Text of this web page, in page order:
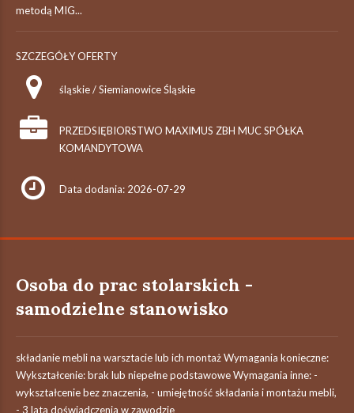
metodą MIG...
SZCZEGÓŁY OFERTY
śląskie / Siemianowice Śląskie
PRZEDSIĘBIORSTWO MAXIMUS ZBH MUC SPÓŁKA
KOMANDYTOWA
Data dodania: 2026-07-29
Osoba do prac stolarskich -
samodzielne stanowisko
składanie mebli na warsztacie lub ich montaż Wymagania konieczne:
Wykształcenie: brak lub niepełne podstawowe Wymagania inne: -
wykształcenie bez znaczenia, - umiejętność składania i montażu mebli,
- 3 lata doświadczenia w zawodzie